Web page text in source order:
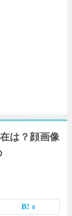
は？顔画像
0